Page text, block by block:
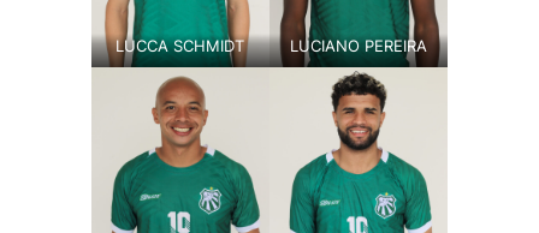
LUCCA SCHMIDT LUCIANO PEREIRA